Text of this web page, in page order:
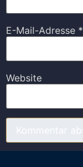
E-Mail-Adresse *
Website